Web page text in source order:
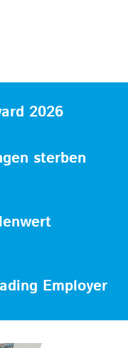
2026
sterben
Employer